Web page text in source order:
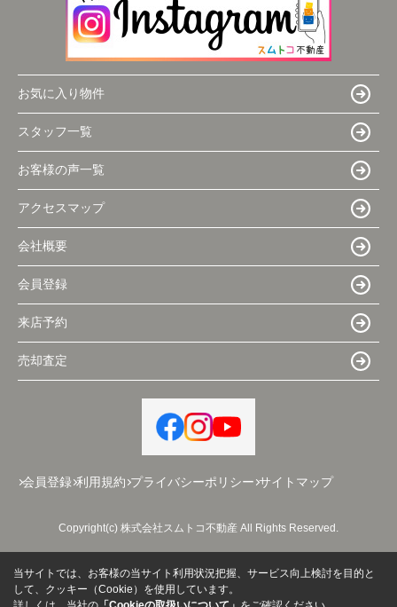
お気に入り物件
スタッフ一覧
お客様の声一覧
アクセスマップ
会社概要
会員登録
来店予約
売却査定
会員登録 利用規約 プライバシーポリシー サイトマップ
Copyright(c) 株式会社スムトコ不動産 All Rights Reserved.
当サイトでは、お客様の当サイト利用状況把握、サービス向上検討を目的と
して、クッキー（Cookie）を使用しています。